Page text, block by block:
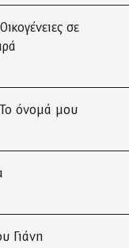
σε
όνομά μου
Γιάνη